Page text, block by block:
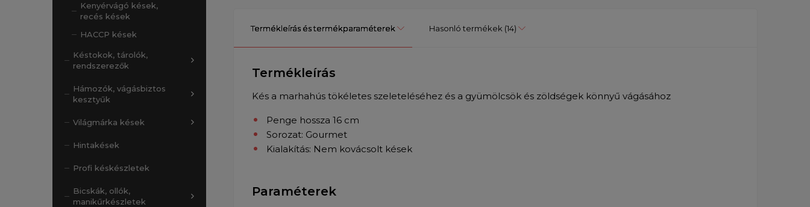
Kenyérvágó kések,
recés kések
HACCP kések
Késtokok, tárolók,
rendszerezők
Hámozók, vágásbiztos
kesztyűk
Világmárka kések
Hintakések
Profi késkészletek
Bicskák, ollók,
manikűrkészletek
Termékleírás és termékparaméterek Hasonló termékek (14)
Termékleírás
Kés a marhahús tökéletes szeleteléséhez és a gyümölcsök és zöldségek könnyű vágásához
Penge hossza 16 cm
Sorozat: Gourmet
Kialakítás: Nem kovácsolt kések
Paraméterek